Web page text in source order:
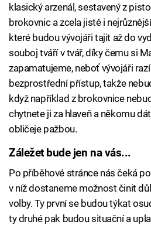
klasický arzenál, sestavený z
brokovnic a zcela jistě i
které budou vývojáři tajit až do
souboj tváří v tvář, díky čemu si
zapamatujeme, neboť vývojáři
bezprostřední přístup, takže
když například z brokovnice
chytnete ji za hlaveň a někomu
obličeje pažbou.
Záležet bude jen na vás...
Po příběhové stránce nás čeká
v níž dostaneme možnost činit
volby. Ty první se budou týkat
ty druhé pak budou situační a